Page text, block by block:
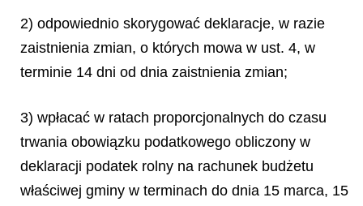
2) odpowiednio skorygować deklaracje, w razie
zaistnienia zmian, o których mowa w ust. 4, w
terminie 14 dni od dnia zaistnienia zmian;
3) wpłacać w ratach proporcjonalnych do czasu
trwania obowiązku podatkowego obliczony w
deklaracji podatek rolny na rachunek budżetu
właściwej gminy w terminach do dnia 15 marca, 15